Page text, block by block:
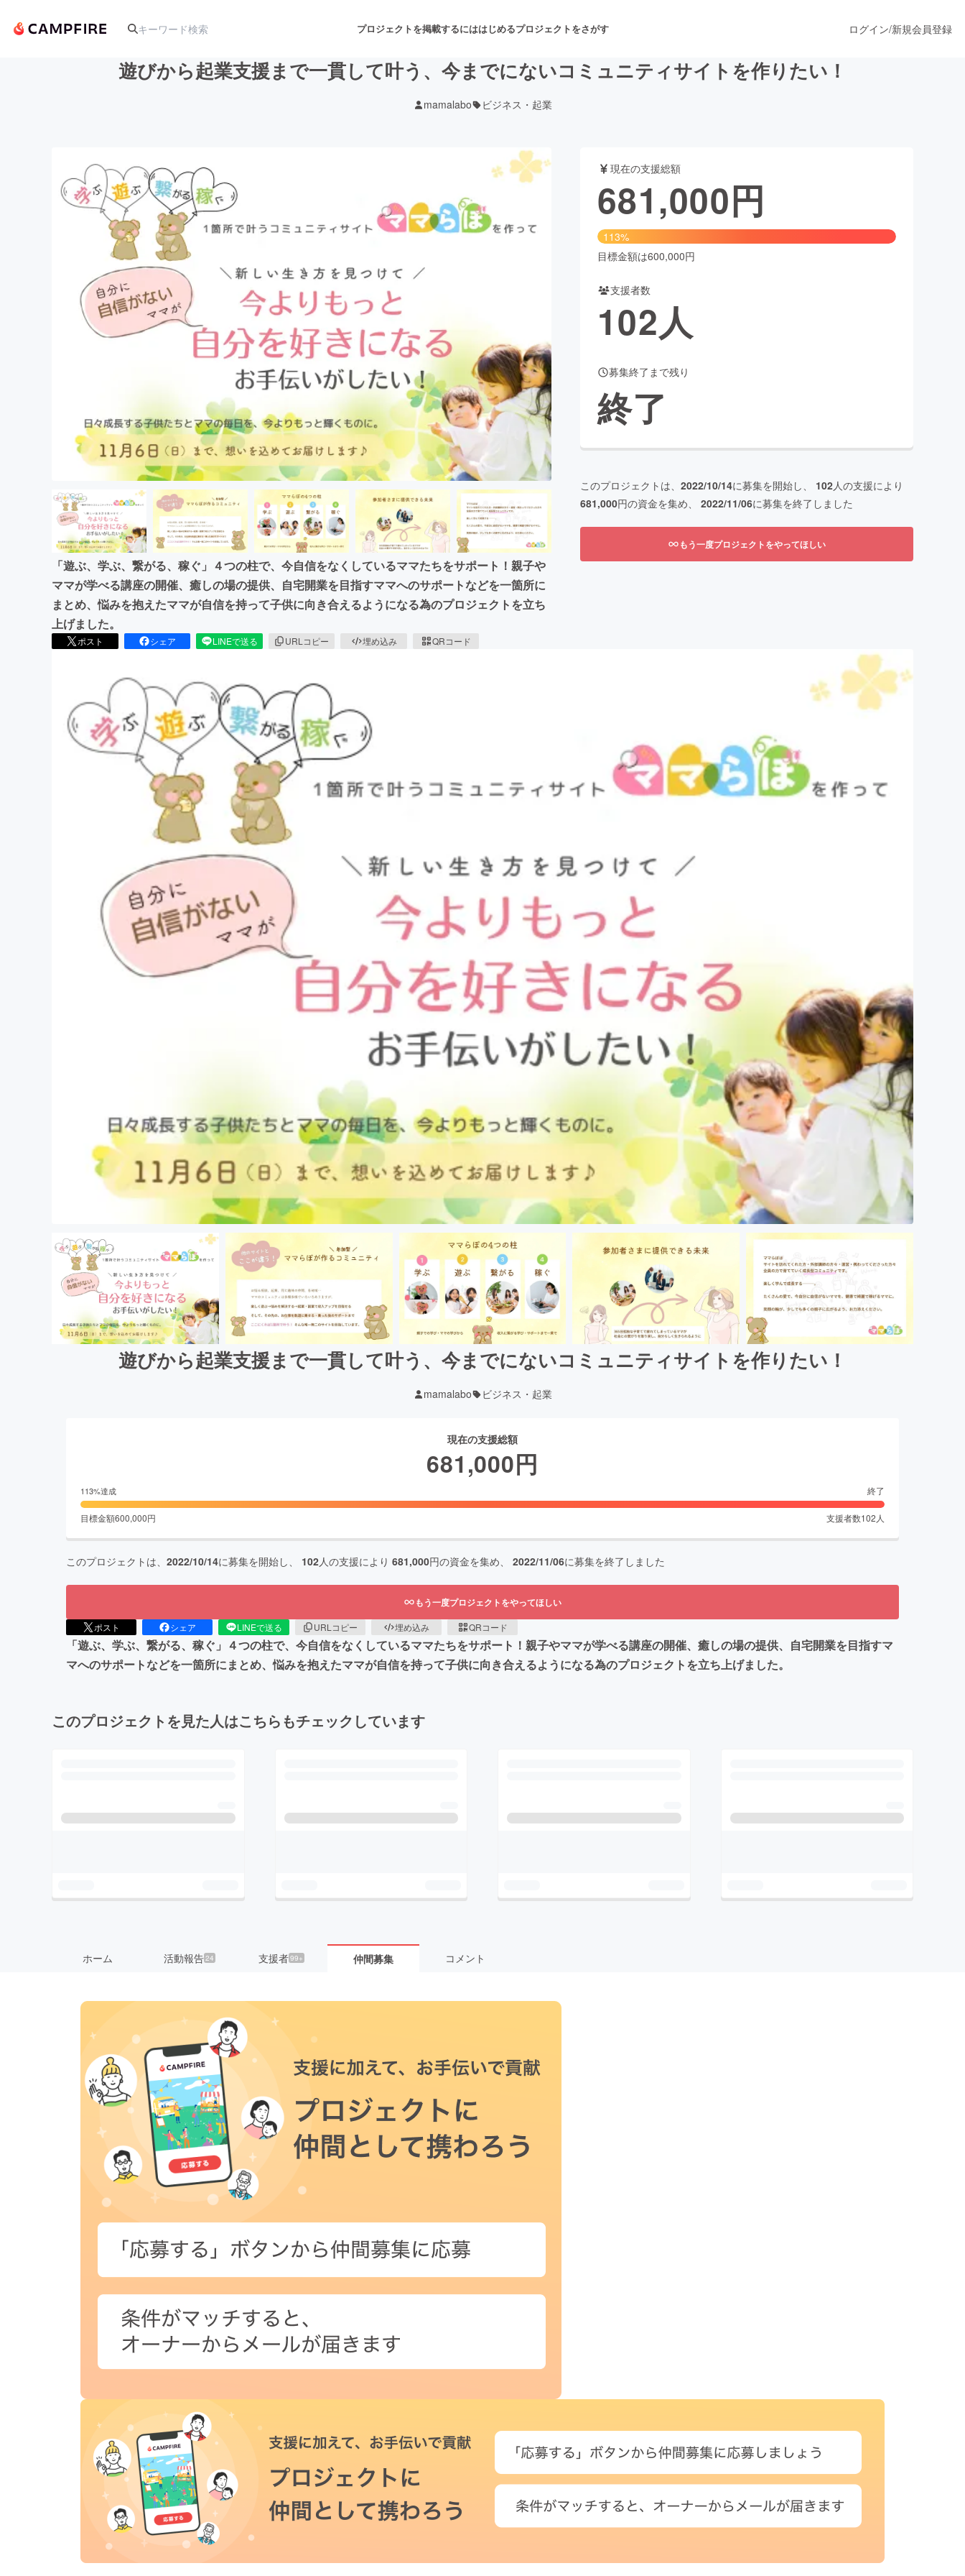
プロジェクトを掲載するにははじめるプロジェクトをさがす
アート・写真 舞台・パフォーマンス
テクノロジー・ガジェット ゲーム・サービス開発 ファッション
映像・映画
ビジネス・起業 チャレンジ ビューティー・ヘルスケア
まちづくり・地域活性化
CAMPFIRE for Social GoodCAMPFIRE Creation
CAMPFIREふるさと納税machi-ya コミュニティ
ログイン/新規会員登録
遊びから起業支援まで一貫して叶う、今までにないコミュニティサイトを作りたい！
mamalabo ビジネス・起業
「遊ぶ、学ぶ、繋がる、稼ぐ」４つの柱で、今自信をなくしているママたちをサポート！親子や
ママが学べる講座の開催、癒しの場の提供、自宅開業を目指すママへのサポートなどを一箇所に
まとめ、悩みを抱えたママが自信を持って子供に向き合えるようになる為のプロジェクトを立ち
上げました。
ポスト シェア LINEで送る URLコピー 埋め込み QRコード
現在の支援総額
681,000円
113%
目標金額は600,000円
支援者数
102人
募集終了まで残り
終了
このプロジェクトは、 2022/10/14に募集を開始し、 102人の支援により
681,000円の資金を集め、 2022/11/06に募集を終了しました
もう一度プロジェクトをやってほしい
遊びから起業支援まで一貫して叶う、今までにないコミュニティサイトを作りたい！
mamalabo ビジネス・起業
現在の支援総額
681,000円
113%達成 終了
目標金額600,000円 支援者数102 人
このプロジェクトは、 2022/10/14に募集を開始し、 102人の支援により 681,000円の資金を集め、 2022/11/06に募集を終了しました
もう一度プロジェクトをやってほしい
ポスト シェア LINEで送る URLコピー 埋め込み QRコード
「遊ぶ、学ぶ、繋がる、稼ぐ」４つの柱で、今自信をなくしているママたちをサポート！親子やママが学べる講座の開催、癒しの場の提供、自宅開業を目指すマ
マへのサポートなどを一箇所にまとめ、悩みを抱えたママが自信を持って子供に向き合えるようになる為のプロジェクトを立ち上げました。
このプロジェクトを見た人はこちらもチェックしています
ホーム 活動報告24 支援者99+ 仲間募集 コメント